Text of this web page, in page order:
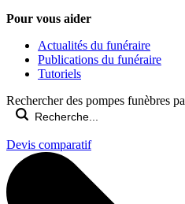
Pour vous aider
Actualités du funéraire
Publications du funéraire
Tutoriels
Rechercher des pompes funèbres
Devis comparatif